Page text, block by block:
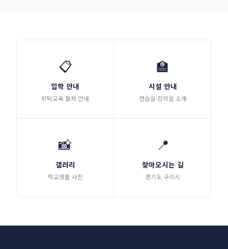
📋
입학 안내
위탁교육 절차 안내
🏫
시설 안내
연습실·강의실 소개
📸
갤러리
학교생활 사진
📍
찾아오시는 길
경기도 구리시